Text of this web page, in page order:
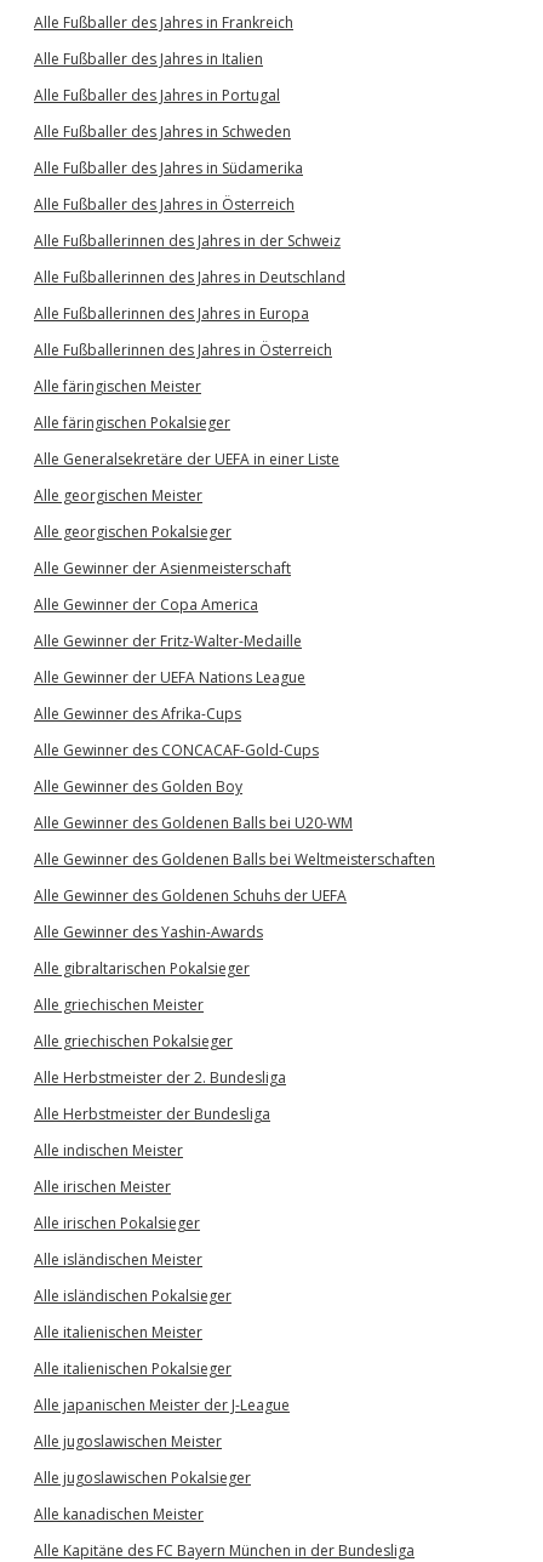
Alle Fußballer des Jahres in Frankreich
Alle Fußballer des Jahres in Italien
Alle Fußballer des Jahres in Portugal
Alle Fußballer des Jahres in Schweden
Alle Fußballer des Jahres in Südamerika
Alle Fußballer des Jahres in Österreich
Alle Fußballerinnen des Jahres in der Schweiz
Alle Fußballerinnen des Jahres in Deutschland
Alle Fußballerinnen des Jahres in Europa
Alle Fußballerinnen des Jahres in Österreich
Alle färingischen Meister
Alle färingischen Pokalsieger
Alle Generalsekretäre der UEFA in einer Liste
Alle georgischen Meister
Alle georgischen Pokalsieger
Alle Gewinner der Asienmeisterschaft
Alle Gewinner der Copa America
Alle Gewinner der Fritz-Walter-Medaille
Alle Gewinner der UEFA Nations League
Alle Gewinner des Afrika-Cups
Alle Gewinner des CONCACAF-Gold-Cups
Alle Gewinner des Golden Boy
Alle Gewinner des Goldenen Balls bei U20-WM
Alle Gewinner des Goldenen Balls bei Weltmeisterschaften
Alle Gewinner des Goldenen Schuhs der UEFA
Alle Gewinner des Yashin-Awards
Alle gibraltarischen Pokalsieger
Alle griechischen Meister
Alle griechischen Pokalsieger
Alle Herbstmeister der 2. Bundesliga
Alle Herbstmeister der Bundesliga
Alle indischen Meister
Alle irischen Meister
Alle irischen Pokalsieger
Alle isländischen Meister
Alle isländischen Pokalsieger
Alle italienischen Meister
Alle italienischen Pokalsieger
Alle japanischen Meister der J-League
Alle jugoslawischen Meister
Alle jugoslawischen Pokalsieger
Alle kanadischen Meister
Alle Kapitäne des FC Bayern München in der Bundesliga